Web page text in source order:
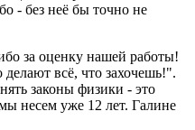
- без неё бы точно не
за оценку нашей работы!
всё, что захочешь!".
законы физики - это
несем уже 12 лет. Галине